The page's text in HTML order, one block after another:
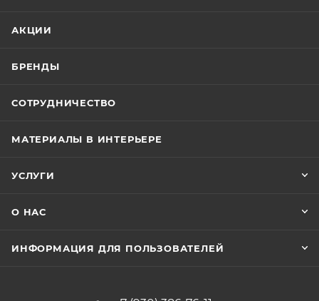
АКЦИИ
БРЕНДЫ
СОТРУДНИЧЕСТВО
МАТЕРИАЛЫ В ИНТЕРЬЕРЕ
УСЛУГИ
О НАС
ИНФОРМАЦИЯ ДЛЯ ПОЛЬЗОВАТЕЛЕЙ